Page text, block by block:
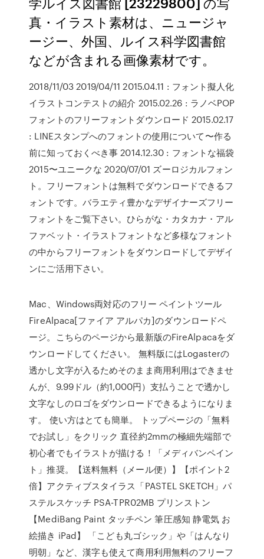
真・イラスト素材は、ニュージャ
ージー、外国、ルイス科学図書館
などが含まれる画像素材です。
2018/11/03 2019/04/11 2015.04.11 : フォント擬人化
イラストコンテストの紹介 2015.02.26 : ラノベPOP
フォントのフリーフォントダウンロード 2015.02.17
: LINEスタンプへのフォントの使用について〜作る
前に知っておくべき事 2014.12.30 : フォントな福袋
2015〜ユニークな 2020/07/01 ズーロジカルフォン
ト。フリーフォントは無料でダウンロードできるフ
ォントです。バラエティ豊かなデザイナーズフリー
フォントをご覧下さい。ひらがな・カタカナ・アル
ファベット・イラストフォントなど多様なフォント
の中からフリーフォントをダウンロードしてデザイ
ンにご活用下さい。
Mac、Windows両対応のフリー ペイントツール
FireAlpaca[ファイア アルパカ]のダウンロードペ
ージ。こちらのページから最新版のFireAlpacaをダ
ウンロードしてください。 無料版にはLogasterの
透かし文字が入るためそのまま商用利用はできませ
んが、9.99ドル（約1,000円）支払うことで透かし
文字なしのロゴをダウンロードできるようになりま
す。 使い方はとても簡単。 トップページの「無料
でお試し」をクリック 直径約2mmの極細先端部で
初心者でもイラストが描ける！「メディバンペイン
ト」推奨。【送料無料（メール便）】【ポイント2
倍】アクティブスタイラス「PASTEL SKETCH」パ
ステルスケッチ PSA-TPR02MB プリンストン
【MediBang Paint タッチペン 筆圧感知 静電気 お
絵描き iPad】 「こども丸ゴシック」や「はんなり
明朝」など、漢字も使えて商用利用無料のフリーフ